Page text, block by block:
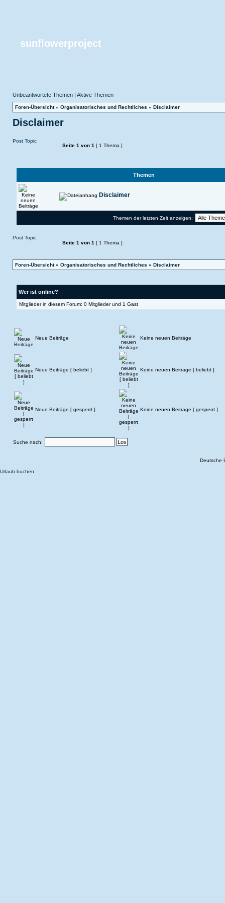
sunflowerproject
Unbeantwortete Themen| Aktive Themen
Foren-Übersicht» Organisatorisches und Rechtliches » Disclaimer
Disclaimer
Post Topic
Seite 1 von 1 [ 1 Thema ]
Themen
Disclaimer
Themen der letzten Zeit anzeigen:
Post Topic
Seite 1 von 1 [ 1 Thema ]
Foren-Übersicht» Organisatorisches und Rechtliches » Disclaimer
Wer ist online?
Mitglieder in diesem Forum: 0 Mitglieder und 1 Gast
Neue Beiträge Keine neuen Beiträge
Neue Beiträge [ beliebt ] Keine neuen Beiträge [ beliebt ]
Neue Beiträge [ gesperrt ] Keine neuen Beiträge [ gesperrt ]
Suche nach:
Deutsche
Urlaub buchen